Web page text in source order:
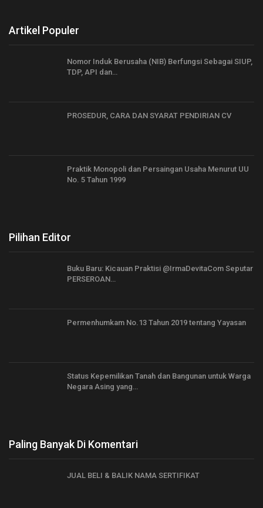
Artikel Populer
Nomor Induk Berusaha (NIB) Berfungsi Sebagai SIUP,
TDP, API dan…
PROSEDUR, CARA DAN SYARAT PENDIRIAN CV
Praktik Monopoli dan Persaingan Usaha Menurut UU
No. 5 Tahun 1999
Pilihan Editor
Buku Baru: Kicauan Praktisi @IrmaDevitaCom Seputar
PERSEROAN…
Permenhumkam No.13 Tahun 2019 tentang Yayasan
Status Kepemilikan Tanah dan Bangunan untuk Warga
Negara Asing yang…
Paling Banyak Di Komentari
JUAL BELI & BALIK NAMA SERTIFIKAT